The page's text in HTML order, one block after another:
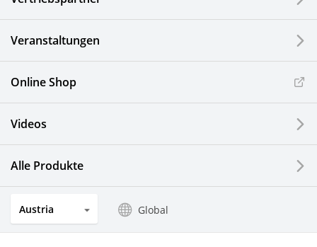
Veranstaltungen
Online Shop
Videos
Alle Produkte
Austria Global